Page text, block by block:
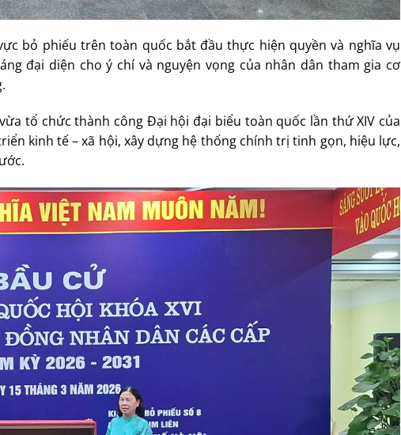
bỏ phiếu trên toàn quốc bắt đầu thực hiện quyền và nghĩa vụ
đại diện cho ý chí và nguyện vọng của nhân dân tham gia cơ
tổ chức thành công Đại hội đại biểu toàn quốc lần thứ XIV của
kinh tế – xã hội, xây dựng hệ thống chính trị tinh gọn, hiệu lực,